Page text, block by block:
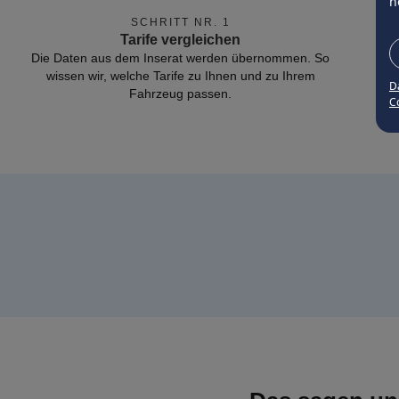
SCHRITT NR. 1
Tarife vergleichen
Die Daten aus dem Inserat werden übernommen. So
wissen wir, welche Tarife zu Ihnen und zu Ihrem
Fahrzeug passen.